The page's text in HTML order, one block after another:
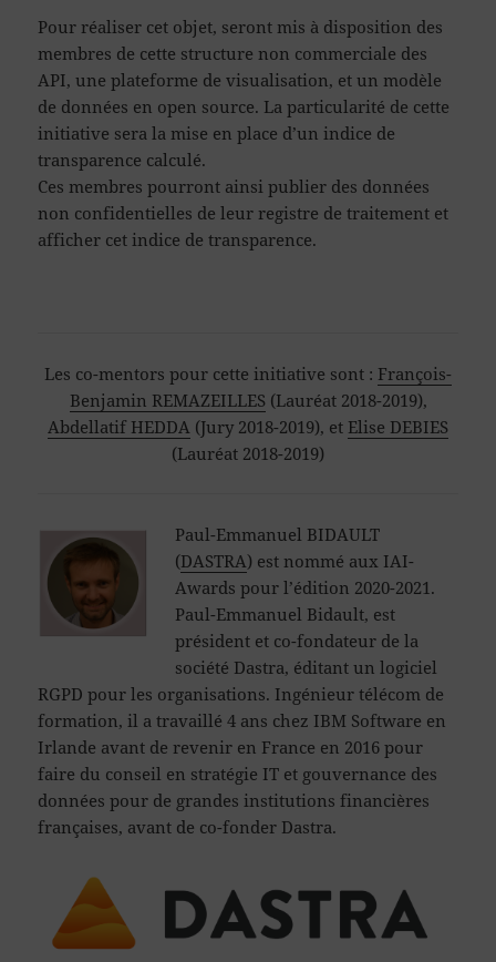
Pour réaliser cet objet, seront mis à disposition des
membres de cette structure non commerciale des
API, une plateforme de visualisation, et un modèle
de données en open source. La particularité de cette
initiative sera la mise en place d’un indice de
transparence calculé.
Ces membres pourront ainsi publier des données
non confidentielles de leur registre de traitement et
afficher cet indice de transparence.
Les co-mentors pour cette initiative sont : François-
Benjamin REMAZEILLES (Lauréat 2018-2019),
Abdellatif HEDDA (Jury 2018-2019), et Elise DEBIES
(Lauréat 2018-2019)
Paul-Emmanuel BIDAULT
(DASTRA) est nommé aux IAI-
Awards pour l’édition 2020-2021.
Paul-Emmanuel Bidault, est
président et co-fondateur de la
société Dastra, éditant un logiciel
RGPD pour les organisations. Ingénieur télécom de
formation, il a travaillé 4 ans chez IBM Software en
Irlande avant de revenir en France en 2016 pour
faire du conseil en stratégie IT et gouvernance des
données pour de grandes institutions financières
françaises, avant de co-fonder Dastra.